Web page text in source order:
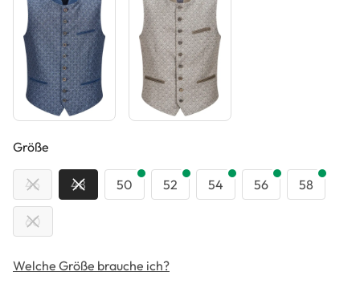
Größe
46 48 50 52 54 56 58
60
Welche Größe brauche ich?